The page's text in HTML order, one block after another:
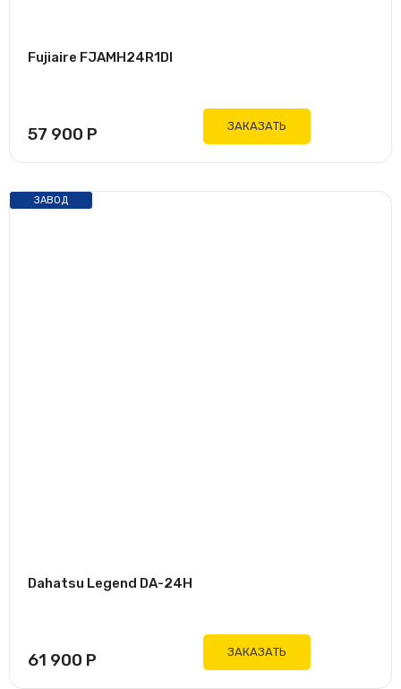
Fujiaire FJAMH24R1DI
57 900 Р ЗАКАЗАТЬ
ЗАВОД
Dahatsu Legend DA-24H
61 900 Р ЗАКАЗАТЬ